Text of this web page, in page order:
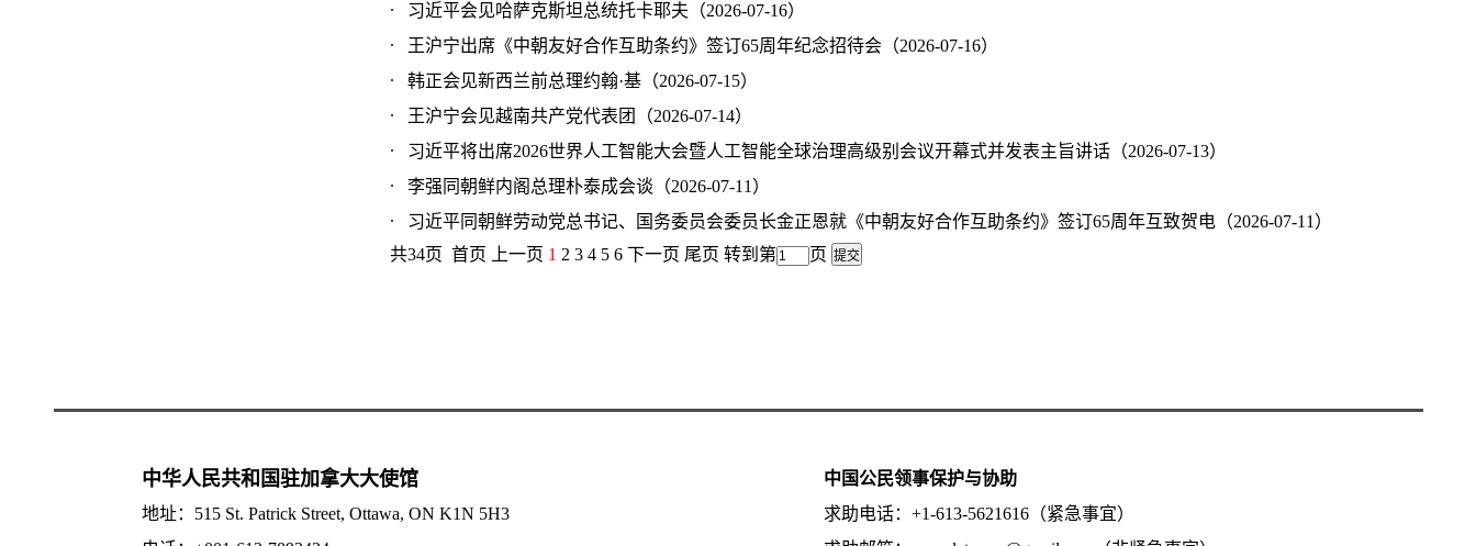
习近平会见哈萨克斯坦总统托卡耶夫（2026-07-16）
王沪宁出席《中朝友好合作互助条约》签订65周年纪念招待会（2026-07-16）
韩正会见新西兰前总理约翰·基（2026-07-15）
王沪宁会见越南共产党代表团（2026-07-14）
习近平将出席2026世界人工智能大会暨人工智能全球治理高级别会议开幕式并发表主旨讲话（2026-07-13）
李强同朝鲜内阁总理朴泰成会谈（2026-07-11）
习近平同朝鲜劳动党总书记、国务委员会委员长金正恩就《中朝友好合作互助条约》签订65周年互致贺电（2026-07-11）
共34页 首页 上一页 1 2 3 4 5 6 下一页 尾页 转到第 页
中华人民共和国驻加拿大大使馆
地址：515 St. Patrick Street, Ottawa, ON K1N 5H3
中国公民领事保护与协助
求助电话：+1-613-5621616（紧急事宜）